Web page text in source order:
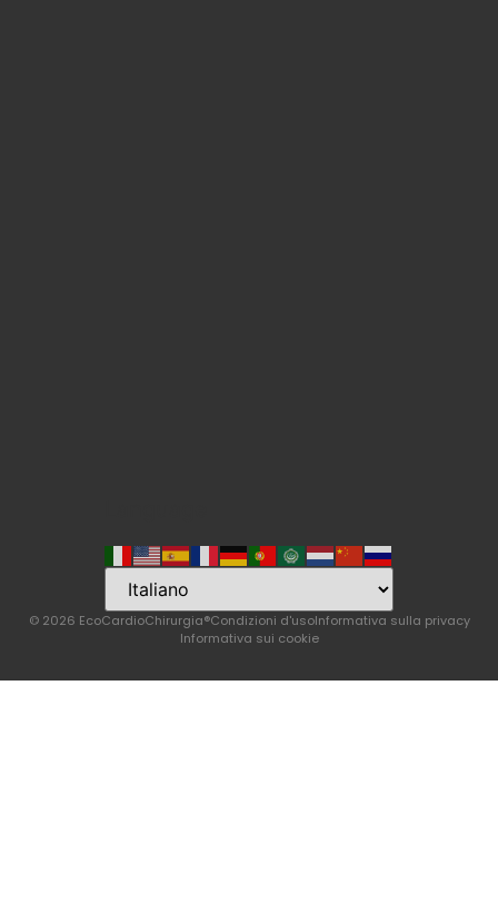
© 2026 EcoCardioChirurgia®Condizioni d'usoInformativa sulla privacy
Informativa sui cookie